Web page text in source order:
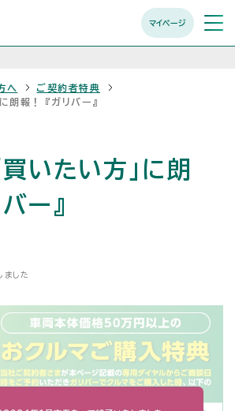
マイページ
メニュ
開く
へ
ご契約者特典
朗報！ 『ガリバー』
買いたい方」に朗
ー』
ました